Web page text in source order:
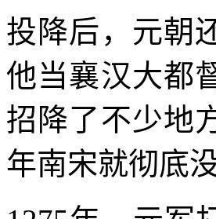
投降后，元朝
他当襄汉大都
招降了不少地
年南宋就彻底没